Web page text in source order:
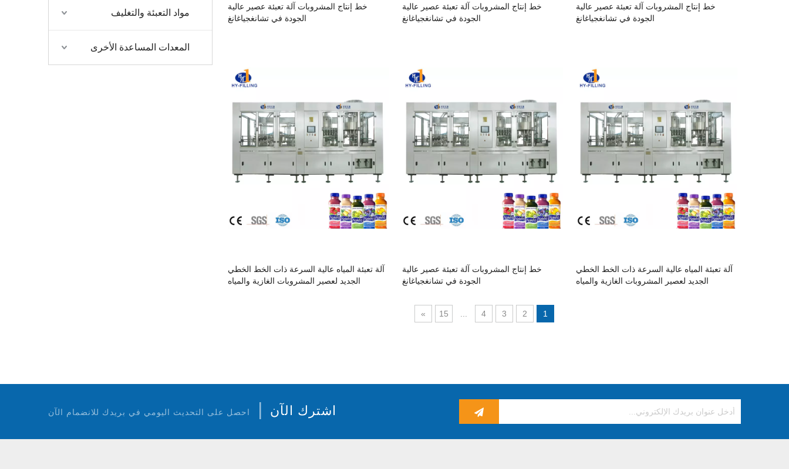
مواد التعبئة والتغليف
المعدات المساعدة الأخرى
خط إنتاج المشروبات آلة تعبئة عصير عالية
الجودة في تشانغجياغانغ
خط إنتاج المشروبات آلة تعبئة عصير عالية
الجودة في تشانغجياغانغ
خط إنتاج المشروبات آلة تعبئة عصير عالية
الجودة في تشانغجياغانغ
آلة تعبئة المياه عالية السرعة ذات الخط الخطي
الجديد لعصير المشروبات الغازية والمياه
خط إنتاج المشروبات آلة تعبئة عصير عالية
الجودة في تشانغجياغانغ
آلة تعبئة المياه عالية السرعة ذات الخط الخطي
الجديد لعصير المشروبات الغازية والمياه
1
2
3
4
15
»
اشترك الآن | احصل على التحديث اليومي في بريدك للانضمام الآن